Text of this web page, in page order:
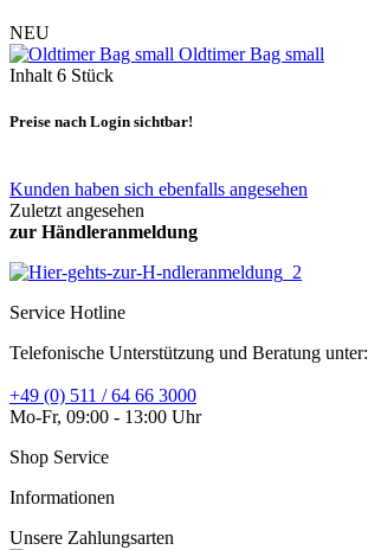
NEU
Oldtimer Bag small
Inhalt 6 Stück
Preise nach Login sichtbar!
Kunden haben sich ebenfalls angesehen
Zuletzt angesehen
zur Händleranmeldung
Service Hotline
Telefonische Unterstützung und Beratung unter:
+49 (0) 511 / 64 66 3000
Mo-Fr, 09:00 - 13:00 Uhr
Shop Service
Informationen
Unsere Zahlungsarten